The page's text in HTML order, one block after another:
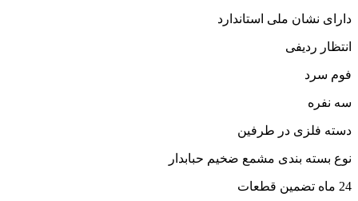
دارای نشان ملی استاندارد
انتظار ردیفی
فوم سرد
سه نفره
دسته فلزی در طرفین
نوع بسته بندی مشمع ضخیم حبابدار
24 ماه تضمین قطعات